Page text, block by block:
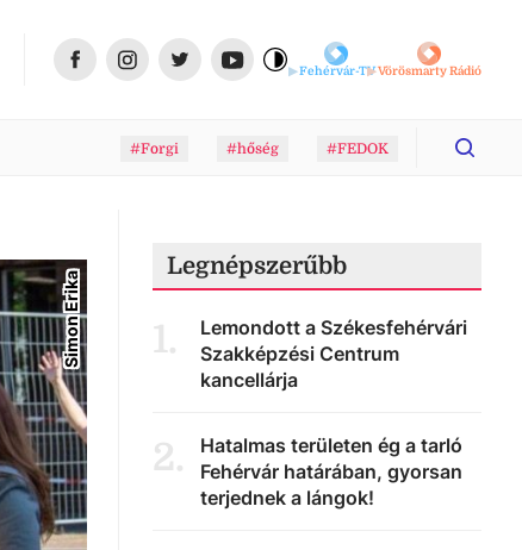
Fehérvár-TVVörösmarty Rádió
#Forgi #hőség #FEDOK
Simon Erika
Legnépszerűbb
1.
Lemondott a Székesfehérvári
Szakképzési Centrum
kancellárja
2.
Hatalmas területen ég a tarló
Fehérvár határában, gyorsan
terjednek a lángok!